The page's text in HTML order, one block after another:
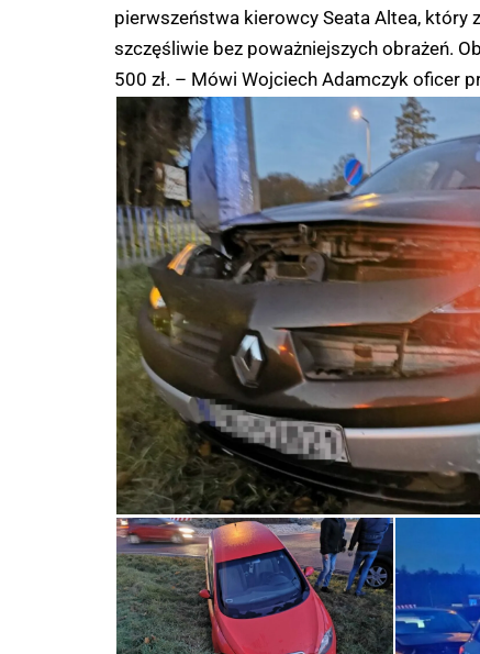
pierwszeństwa kierowcy Seata Altea, który
szczęśliwie bez poważniejszych obrażeń.
500 zł. – Mówi Wojciech Adamczyk oficer